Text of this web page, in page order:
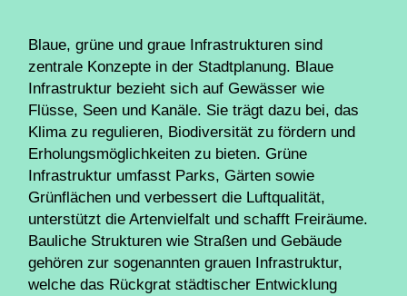
Blaue, grüne und graue Infrastrukturen sind
zentrale Konzepte in der Stadtplanung. Blaue
Infrastruktur bezieht sich auf Gewässer wie
Flüsse, Seen und Kanäle. Sie trägt dazu bei, das
Klima zu regulieren, Biodiversität zu fördern und
Erholungsmöglichkeiten zu bieten. Grüne
Infrastruktur umfasst Parks, Gärten sowie
Grünflächen und verbessert die Luftqualität,
unterstützt die Artenvielfalt und schafft Freiräume.
Bauliche Strukturen wie Straßen und Gebäude
gehören zur sogenannten grauen Infrastruktur,
welche das Rückgrat städtischer Entwicklung